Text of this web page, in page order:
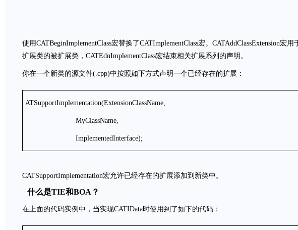
使用CATBeginImplementClass宏替换了CATImplementClass宏。CATAddClassExtension宏
扩展类的被扩展类，CATEdnImplementClass宏结束相关扩展系列的声明。
你在一个新类的源文件(.cpp)中按照如下方式声明一个已经存在的扩展：
ATSupportImplementation(ExtensionClassName,
MyClassName,
ImplementedInterface);
CATSupportImplementation宏允许已经存在的扩展添加到新类中。
什么是TIE和BOA？
在上面的代码实例中，当实现CATIData时使用到了如下的代码：